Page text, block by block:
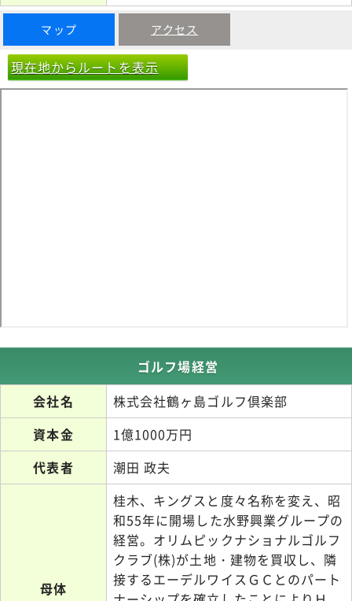
マップ アクセス
現在地からルートを表示
ゴルフ場経営
会社名
株式会社鶴ヶ島ゴルフ倶楽部
資本金
1億1000万円
代表者
潮田 政夫
母体
桂木、キングスと度々名称を変え、昭
和55年に開場した水野興業グループの
経営。オリムピックナショナルゴルフ
クラブ(株)が土地・建物を買収し、隣
接するエーデルワイスＧＣとのパート